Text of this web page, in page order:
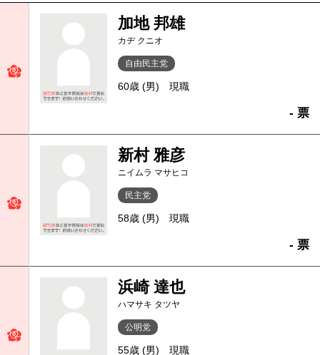
加地 邦雄
カヂ クニオ
自由民主党
60歳 (男) 現職
- 票
新村 雅彦
ニイムラ マサヒコ
民主党
58歳 (男) 現職
- 票
浜崎 達也
ハマサキ タツヤ
公明党
55歳 (男) 現職